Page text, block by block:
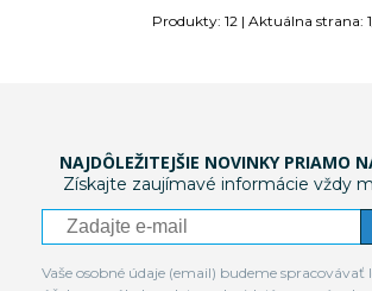
Produkty: 12| Aktuálna strana: 1
NAJDÔLEŽITEJŠIE NOVINKY PRIAMO
Získajte zaujímavé informácie vždy
Vaše osobné údaje (email) budeme